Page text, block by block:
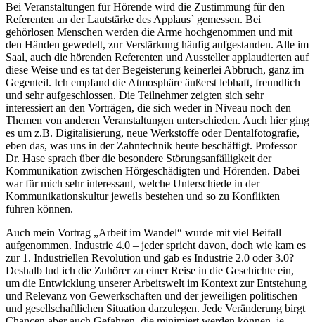
Bei Veranstaltungen für Hörende wird die Zustimmung für den
Referenten an der Lautstärke des Applaus` gemessen. Bei
gehörlosen Menschen werden die Arme hochgenommen und mit
den Händen gewedelt, zur Verstärkung häufig aufgestanden. Alle im
Saal, auch die hörenden Referenten und Aussteller applaudierten auf
diese Weise und es tat der Begeisterung keinerlei Abbruch, ganz im
Gegenteil. Ich empfand die Atmosphäre äußerst lebhaft, freundlich
und sehr aufgeschlossen. Die Teilnehmer zeigten sich sehr
interessiert an den Vorträgen, die sich weder in Niveau noch den
Themen von anderen Veranstaltungen unterschieden. Auch hier ging
es um z.B. Digitalisierung, neue Werkstoffe oder Dentalfotografie,
eben das, was uns in der Zahntechnik heute beschäftigt. Professor
Dr. Hase sprach über die besondere Störungsanfälligkeit der
Kommunikation zwischen Hörgeschädigten und Hörenden. Dabei
war für mich sehr interessant, welche Unterschiede in der
Kommunikationskultur jeweils bestehen und so zu Konflikten
führen können.
Auch mein Vortrag „Arbeit im Wandel“ wurde mit viel Beifall
aufgenommen. Industrie 4.0 – jeder spricht davon, doch wie kam es
zur 1. Industriellen Revolution und gab es Industrie 2.0 oder 3.0?
Deshalb lud ich die Zuhörer zu einer Reise in die Geschichte ein,
um die Entwicklung unserer Arbeitswelt im Kontext zur Entstehung
und Relevanz von Gewerkschaften und der jeweiligen politischen
und gesellschaftlichen Situation darzulegen. Jede Veränderung birgt